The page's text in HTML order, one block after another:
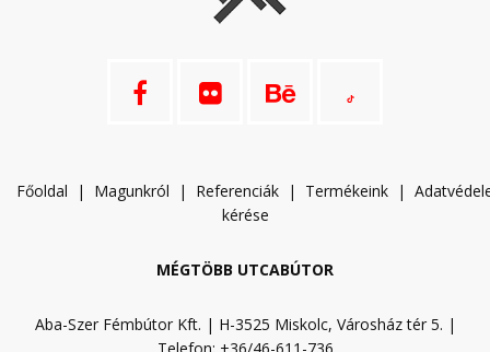
Főoldal | Magunkról | Referenciák | Termékeink | A
kérése
MÉGTÖBB UTCABÚTOR
Aba-Szer Fémbútor Kft. | H-3525 Miskolc, Városház tér 5. |